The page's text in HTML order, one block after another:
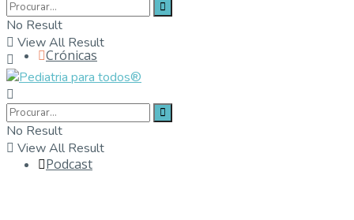
Crónicas
Contactos
Podcast
No Result
View All Result
No Result
View All Result